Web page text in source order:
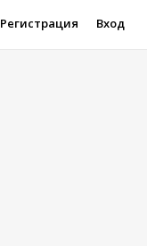
Регистрация Вход